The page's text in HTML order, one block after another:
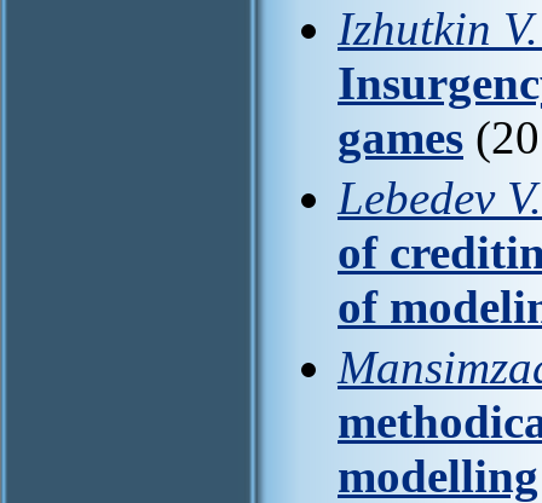
Izhutkin V.
games
Lebedev
of
of
modelling